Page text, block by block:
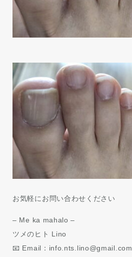
お気軽にお問い合わせください
– Me ka mahalo –
ツメのヒト Lino
📧 Email：info.nts.lino@gmail.com